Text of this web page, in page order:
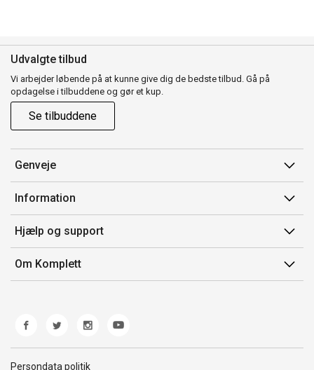
Udvalgte tilbud
Vi arbejder løbende på at kunne give dig de bedste tilbud. Gå på
opdagelse i tilbuddene og gør et kup.
Se tilbuddene
Genveje
Min side
Ordrehistorik
Gavekort
Information
Salgsbetingelser
Mærker/producent
Fortrydelsesret
Hjælp og support
Kontakt os
Kundeservice
Fejl/Mangler
Fragt og levering
Om Komplett
Persondata politik